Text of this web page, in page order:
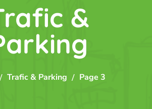
&
Trafic & Parking Page 3